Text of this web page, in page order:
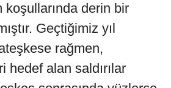
derin bir
Geçtiğimiz yıl
rağmen,
hedef alan saldırılar